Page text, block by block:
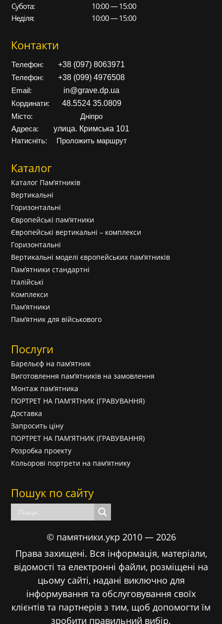
Субота:
10:00 — 15:00
Неділя:
10:00 — 15:00
Контакти
Телефон: +38 (097) 8063971
Телефон: +38 (099) 4976508
Email: in@grave.dp.ua
Кординати: 48.5524 35.0809
Місто:
Дніпро
Адреса:
улица. Кримська 101
Натисніть: Проложить маршрут
Каталог
Каталог Пам’ятників
Вертикальні
Горизонтальні
Європейські пам’ятники
Європейські вертикальні – комплекси
Горизонтальні
Вертикальні моделі європейських пам’ятників
Пам’ятники стандартні
Італійські
Комплекси
Пам’ятники
Пам’ятник для військового
Послуги
Барельєф на пам’ятник
Виготовлення пам’ятників на замовлення
Монтаж пам’ятника
ПОРТРЕТ НА ПАМ’ЯТНИК (ГРАВУВАННЯ)
Доставка
Запросить ціну
ПОРТРЕТ НА ПАМ’ЯТНИК (ГРАВУВАННЯ)
Розробка проекту
Кольорові портрети на пам’ятнику
Пошук по сайту
© памятники.укр 2010 — 2026
Права захищені. Вся інформація, матеріали,
відомості та електронні файли, розміщені на
цьому сайті, надані виключно для
інформування та обслуговування своїх
клієнтів та партнерів з тим, щоб допомогти їм
зробити правильний вибір.